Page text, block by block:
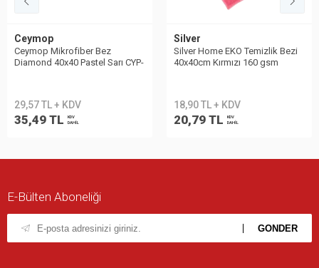
Ceymop
Ceymop Mikrofiber Bez
Diamond 40x40 Pastel Sarı CYP-
29,57 TL + KDV
35,49 TL
KDV
DAHİL
Silver
Silver Home EKO Temizlik Bezi
40x40cm Kırmızı 160 gsm
18,90 TL + KDV
20,79 TL
KDV
DAHİL
E-Bülten Aboneliği